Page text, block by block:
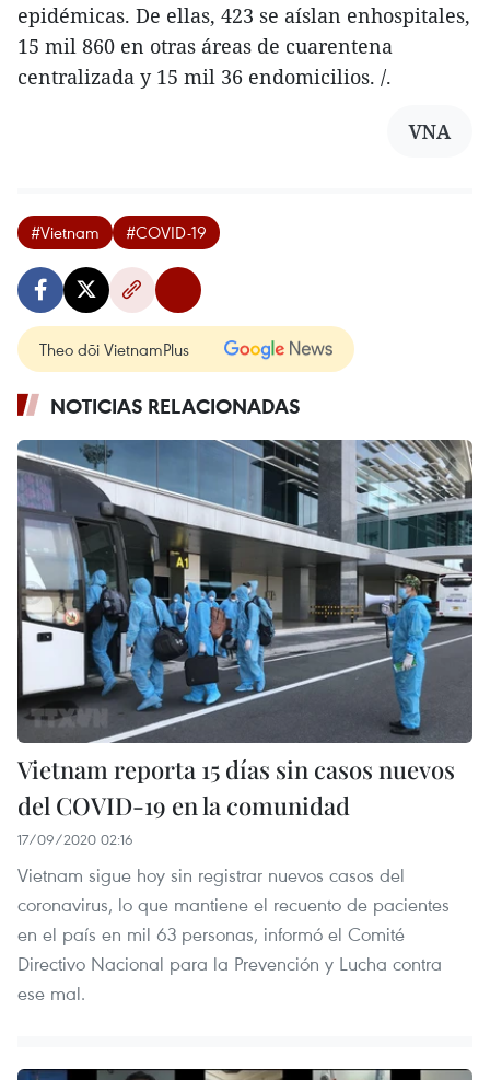
epidémicas. De ellas, 423 se aíslan enhospitales,
15 mil 860 en otras áreas de cuarentena
centralizada y 15 mil 36 endomicilios. /.
VNA
#Vietnam #COVID-19
Theo dõi VietnamPlus
NOTICIAS RELACIONADAS
Vietnam reporta 15 días sin casos nuevos
del COVID-19 en la comunidad
17/09/2020 02:16
Vietnam sigue hoy sin registrar nuevos casos del
coronavirus, lo que mantiene el recuento de pacientes
en el país en mil 63 personas, informó el Comité
Directivo Nacional para la Prevención y Lucha contra
ese mal.